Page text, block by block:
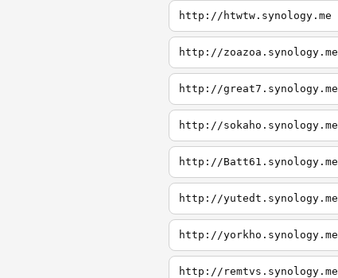
http://htwtw.synology.me
http://zoazoa.synology.me
http://great7.synology.me
http://sokaho.synology.me
http://Batt61.synology.me
http://yutedt.synology.me
http://yorkho.synology.me
http://remtvs.synology.me